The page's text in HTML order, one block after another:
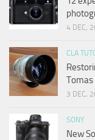
4 DEC,
CLA
Tomas
3 DEC,
SONY
New